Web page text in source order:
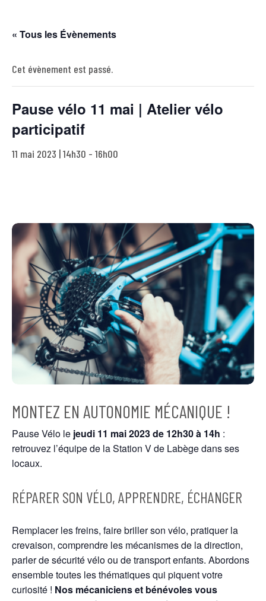
« Tous les Évènements
Cet évènement est passé.
Pause vélo 11 mai | Atelier vélo
participatif
11 mai 2023 | 14h30 - 16h00
MONTEZ EN AUTONOMIE MÉCANIQUE !
Pause Vélo le jeudi 11 mai2023de 12h30 à 14h :
retrouvez l’équipe de la Station V de Labège dans ses
locaux.
RÉPARER SON VÉLO, APPRENDRE, ÉCHANGER
Remplacer les freins, faire briller son vélo, pratiquer la
crevaison, comprendre les mécanismes de la direction,
parler de sécurité vélo ou de transport enfants. Abordons
ensemble toutes les thématiques qui piquent votre
curiosité ! Nos mécaniciens et bénévoles vous